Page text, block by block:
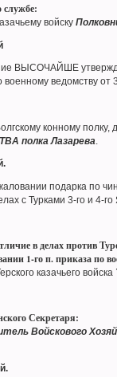
службе:
войску
ВЫСОЧАЙШЕ
военному ведомству
конному
полка Лазарева
подарка по
с Турками 3-го и 4-
в делах против
1-го п. приказа по
казачьего войска
Секретаря:
Войскового